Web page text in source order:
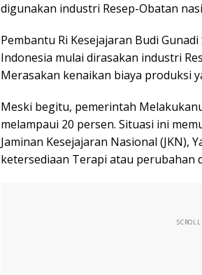
digunakan industri Resep-Obatan
Pembantu Ri Kesejajaran Budi
Indonesia mulai dirasakan industri
Merasakan kenaikan biaya produksi
Meski begitu, pemerintah
melampaui 20 persen. Situasi ini
Jaminan Kesejajaran Nasional
ketersediaan Terapi atau perubahan